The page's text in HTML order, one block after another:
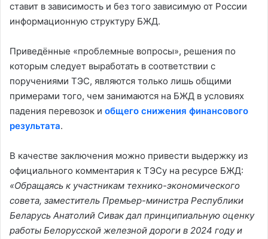
ставит в зависимость и без того зависимую от России
информационную структуру БЖД.
Приведённые «проблемные вопросы», решения по
которым следует выработать в соответствии с
поручениями ТЭС, являются только лишь общими
примерами того, чем занимаются на БЖД в условиях
падения перевозок и общего снижения финансового
результата.
В качестве заключения можно привести выдержку из
официального комментария к ТЭСу на ресурсе БЖД:
«Обращаясь к участникам технико-экономического
совета, заместитель Премьер-министра Республики
Беларусь Анатолий Сивак дал принципиальную оценку
работы Белорусской железной дороги в 2024 году и